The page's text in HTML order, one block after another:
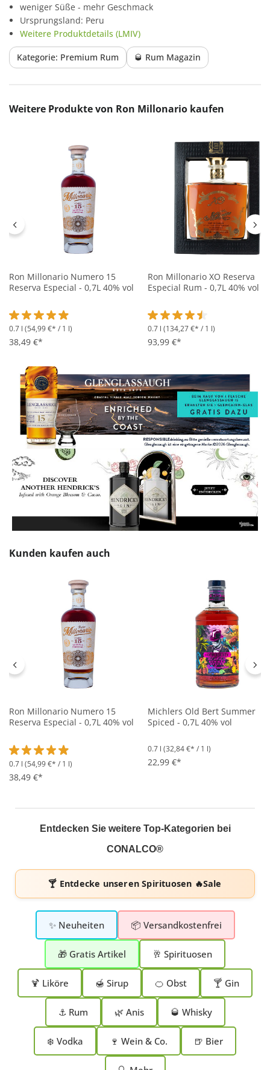
weniger Süße - mehr Geschmack
Ursprungsland: Peru
Weitere Produktdetails (LMIV)
Kategorie: Premium Rum 🥃 Rum Magazin
Produktgalerie überspringen
Weitere Produkte von Ron Millonario kaufen
Ron Millonario Numero 15
Reserva Especial - 0,7L 40% vol
Durchschnittliche Bewertung von 4.9 von 5 Sternen
0.7 l (54,99 €* / 1 l)
38,49 €*
Ron Millonario XO Reserva
Especial Rum - 0,7L 40% vol
Durchschnittliche
0.7 l (134,27 €* / 1 l)
93,99 €*
Produktgalerie überspringen
Kunden kaufen auch
Ron Millonario Numero 15
Reserva Especial - 0,7L 40% vol
Durchschnittliche Bewertung von 4.9 von 5 Sternen
0.7 l (54,99 €* / 1 l)
38,49 €*
Michlers Old Bert Summer
Spiced - 0,7L 40% vol
0.7 l (32,84 €* / 1 l)
22,99 €*
Entdecken Sie weitere Top-Kategorien bei
CONALCO®
🍸 Entdecke unserenSpirituosen 🔥Sale
✨ Neuheiten 📦 Versandkostenfrei
🎁 Gratis Artikel 🥂 Spirituosen
🍹 Liköre 🍯 Sirup 🍊 Obst 🍸 Gin
⚓ Rum 🌿 Anis 🥃 Whisky
❄️ Vodka 🍷 Wein & Co. 🍺 Bier